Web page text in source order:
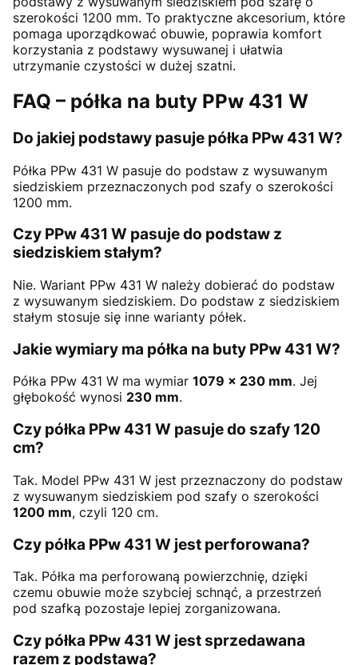
szerokości 1200 mm. To praktyczne akcesorium, które
pomaga uporządkować obuwie, poprawia komfort
korzystania z podstawy wysuwanej i ułatwia
utrzymanie czystości w dużej szatni.
FAQ – półka na buty PPw 431 W
Do jakiej podstawy pasuje półka PPw 431 W?
Półka PPw 431 W pasuje do podstaw z wysuwanym
siedziskiem przeznaczonych pod szafy o szerokości
1200 mm.
Czy PPw 431 W pasuje do podstaw z
siedziskiem stałym?
Nie. Wariant PPw 431 W należy dobierać do podstaw
z wysuwanym siedziskiem. Do podstaw z siedziskiem
stałym stosuje się inne warianty półek.
Jakie wymiary ma półka na buty PPw 431 W?
Półka PPw 431 W ma wymiar 1079 × 230 mm. Jej
głębokość wynosi 230 mm.
Czy półka PPw 431 W pasuje do szafy 120
cm?
Tak. Model PPw 431 W jest przeznaczony do podstaw
z wysuwanym siedziskiem pod szafy o szerokości
1200 mm, czyli 120 cm.
Czy półka PPw 431 W jest perforowana?
Tak. Półka ma perforowaną powierzchnię, dzięki
czemu obuwie może szybciej schnąć, a przestrzeń
pod szafką pozostaje lepiej zorganizowana.
Czy półka PPw 431 W jest sprzedawana
razem z podstawą?